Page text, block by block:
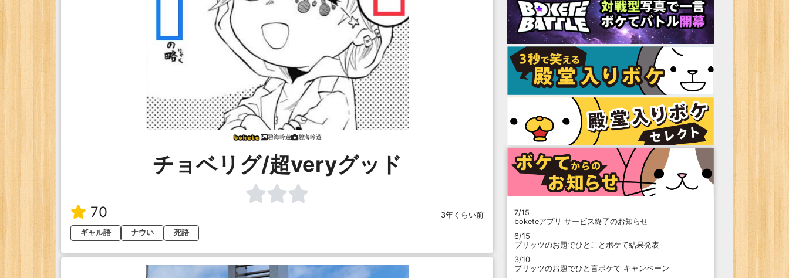
碧海吟遊 碧海吟遊
チョベリグ/超veryグッド
70
3年くらい前
ギャル語
ナウい 死語
7/15
boketeアプリ サービス終了のお知らせ
6/15
プリッツのお題でひとことボケて結果発表
3/10
プリッツのお題でひと言ボケて キャンペーン